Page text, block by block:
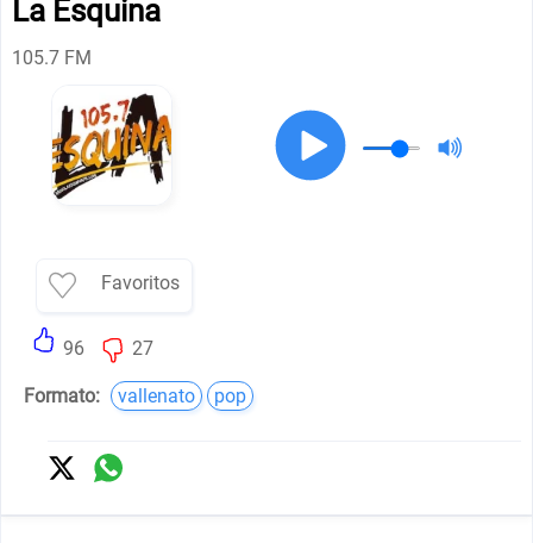
La Esquina
105.7 FM
Favoritos
96 27
Formato: vallenato pop